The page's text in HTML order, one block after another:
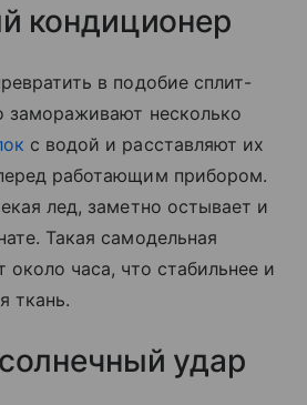
кондиционер
в подобие сплит-
замораживают несколько
с водой и расставляют их
работающим прибором.
лед, заметно остывает и
Такая самодельная
около часа, что стабильнее и
ткань.
удар